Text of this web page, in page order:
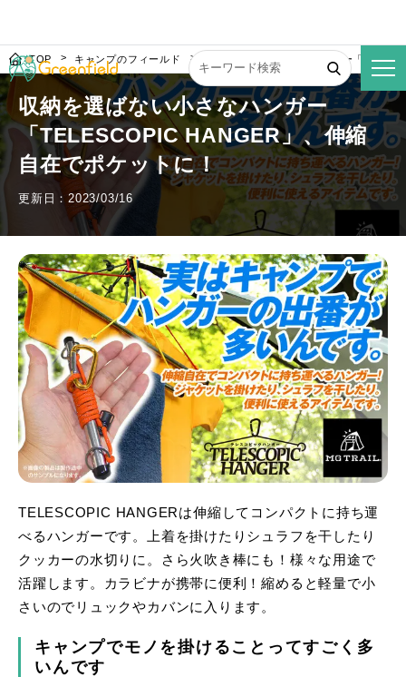
TOP キャンプのフィールド 収納を選ばない小さなハンガー「
収納を選ばない小さなハンガー
「TELESCOPIC HANGER」、伸縮
自在でポケットに！
更新日：2023/03/16
TELESCOPIC HANGERは伸縮してコンパクトに持ち運
べるハンガーです。上着を掛けたりシュラフを干したり
クッカーの水切りに。さら火吹き棒にも！様々な用途で
活躍します。カラビナが携帯に便利！縮めると軽量で小
さいのでリュックやカバンに入ります。
キャンプでモノを掛けることってすごく多
いんです